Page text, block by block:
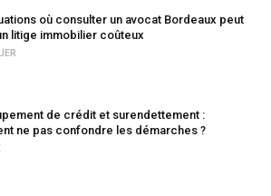
où consulter un avocat Bordeaux peut
litige immobilier coûteux
de crédit et surendettement :
ne pas confondre les démarches ?